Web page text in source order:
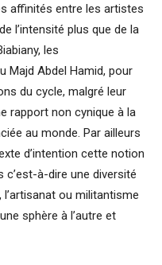
affinités entre les artistes
l’intensité plus que de la
les
Majd Abdel Hamid, pour
du cycle, malgré leur
rapport non cynique à la
au monde. Par ailleurs
d’intention cette notion
c’est-à-dire une diversité
ou militantisme
sphère à l’autre et